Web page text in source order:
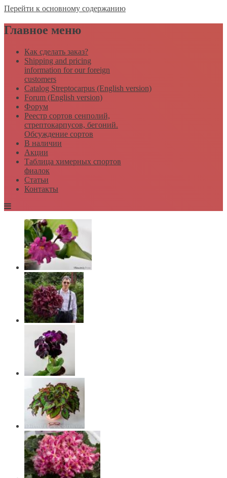
Перейти к основному содержанию
Главное меню
Как сделать заказ?
Shipping and pricing
information for our foreign
customers
Catalog Streptocarpus (English version)
Forum (English version)
Форум
Реестр сортов сенполий,
стрептокарпусов, бегоний.
Обсуждение сортов
В наличии
Акции
Таблица химерных спортов
фиалок
Статьи
Контакты